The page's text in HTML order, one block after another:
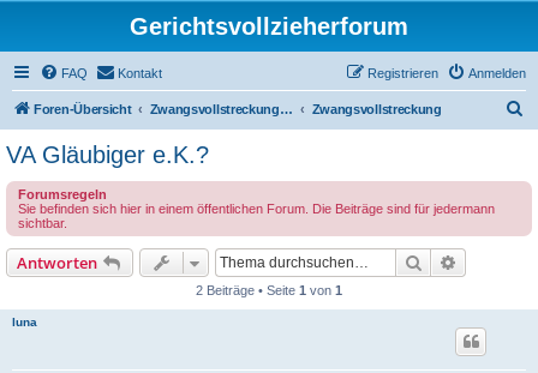
Gerichtsvollzieherforum
FAQ Kontakt Anmelden
Registrieren
Foren-Übersicht Zwangsvollstreckung durch den Gerichtsvollzieher (öffentliche Foren!) Zwangsvollstreckung
VA Gläubiger e.K.?
Forumsregeln
Sie befinden sich hier in einem öffentlichen Forum. Die Beiträge sind für jedermann
sichtbar.
Antworten Suche
2 Beiträge • Seite 1 von 1
luna